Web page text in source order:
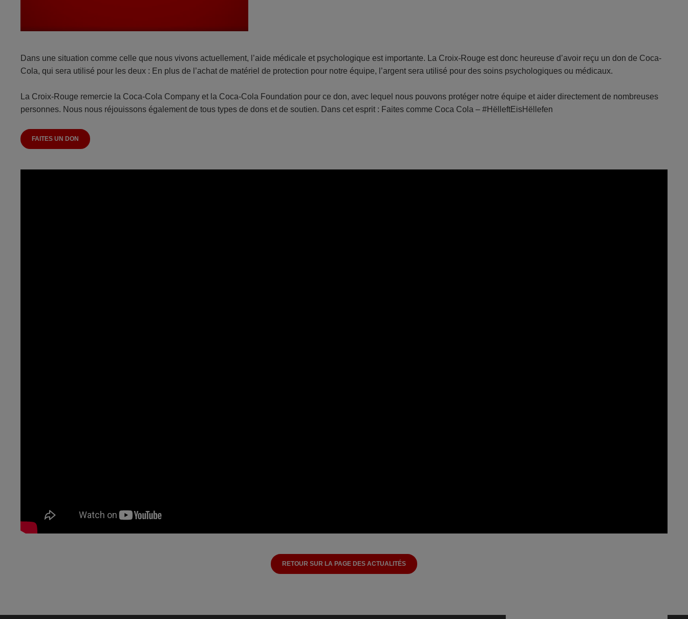
Dans une situation comme celle que nous vivons actuellement, l’aide médicale et psychologique est importante. La Croix-Rouge est donc heureuse d’avoir reçu un don de Coca-
Cola, qui sera utilisé pour les deux : En plus de l’achat de matériel de protection pour notre équipe, l’argent sera utilisé pour des soins psychologiques ou médicaux.
La Croix-Rouge remercie la Coca-Cola Company et la Coca-Cola Foundation pour ce don, avec lequel nous pouvons protéger notre équipe et aider directement de nombreuses
personnes. Nous nous réjouissons également de tous types de dons et de soutien. Dans cet esprit : Faites comme Coca Cola – #HëlleftEisHëllefen
FAITES UN DON
RETOUR SUR LA PAGE DES ACTUALITÉS